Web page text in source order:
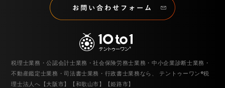
税理士業務・公認会計士業務・社会保険労務士業務・中小企業診断士業務・
不動産鑑定士業務・司法書士業務・行政書士業務なら、
テントゥーワン®税
理士法人へ【大阪市】【和歌山市】【姫路市】